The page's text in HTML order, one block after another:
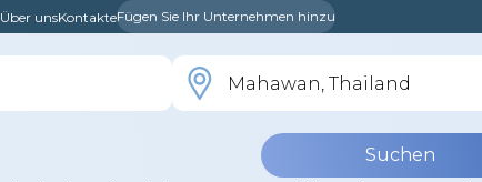
Über unsKontakteFügen Sie Ihr Unternehmen hinzu
Suchen